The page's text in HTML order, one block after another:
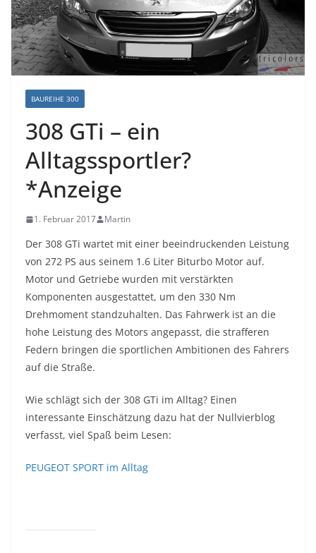
BAUREIHE 300
308 GTi – ein
Alltagssportler?
*Anzeige
1. Februar 2017 Martin
Der 308 GTi wartet mit einer beeindruckenden Leistung
von 272 PS aus seinem 1.6 Liter Biturbo Motor auf.
Motor und Getriebe wurden mit verstärkten
Komponenten ausgestattet, um den 330 Nm
Drehmoment standzuhalten. Das Fahrwerk ist an die
hohe Leistung des Motors angepasst, die strafferen
Federn bringen die sportlichen Ambitionen des Fahrers
auf die Straße.
Wie schlägt sich der 308 GTi im Alltag? Einen
interessante Einschätzung dazu hat der Nullvierblog
verfasst, viel Spaß beim Lesen:
PEUGEOT SPORT im Alltag